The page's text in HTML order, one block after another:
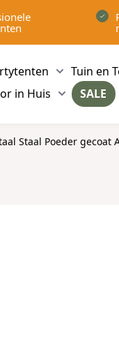
Show
Tuin en
in Huis
Show
SALE
Staal Poeder gecoat